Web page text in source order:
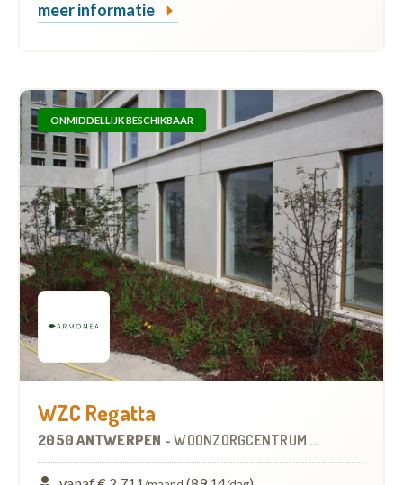
meer informatie
ONMIDDELLIJK BESCHIKBAAR
WZC Regatta
2050 ANTWERPEN -WOONZORGCENTRUM (WZC)